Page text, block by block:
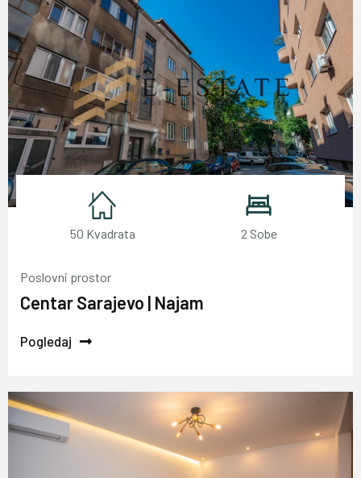
50 Kvadrata 2 Sobe
Poslovni prostor
Centar Sarajevo | Najam
Pogledaj